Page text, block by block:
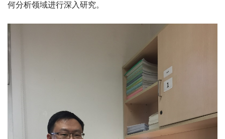
何分析领域进行深入研究。